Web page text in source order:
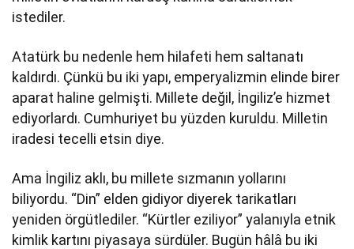
istediler.
Atatürk bu nedenle hem hilafeti hem saltanatı
kaldırdı. Çünkü bu iki yapı, emperyalizmin elinde birer
aparat haline gelmişti. Millete değil, İngiliz’e hizmet
ediyorlardı. Cumhuriyet bu yüzden kuruldu. Milletin
iradesi tecelli etsin diye.
Ama İngiliz aklı, bu millete sızmanın yollarını
biliyordu. “Din” elden gidiyor diyerek tarikatları
yeniden örgütlediler. “Kürtler eziliyor” yalanıyla etnik
kimlik kartını piyasaya sürdüler. Bugün hâlâ bu iki